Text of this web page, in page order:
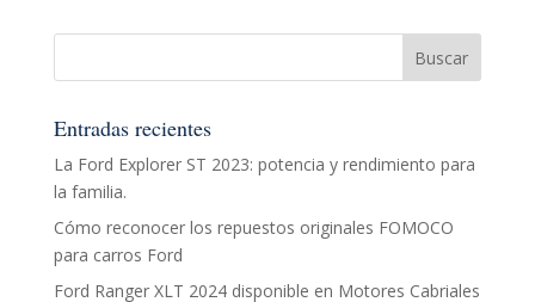
Entradas recientes
La Ford Explorer ST 2023: potencia y rendimiento para
la familia.
Cómo reconocer los repuestos originales FOMOCO
para carros Ford
Ford Ranger XLT 2024 disponible en Motores Cabriales